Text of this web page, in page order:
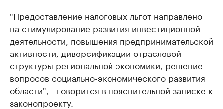
"Предоставление налоговых льгот направлено
на стимулирование развития инвестиционной
деятельности, повышения предпринимательской
активности, диверсификации отраслевой
структуры региональной экономики, решение
вопросов социально-экономического развития
области", - говорится в пояснительной записке к
законопроекту.